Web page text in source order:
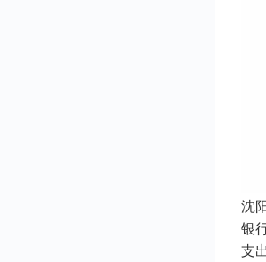
沈
银
支